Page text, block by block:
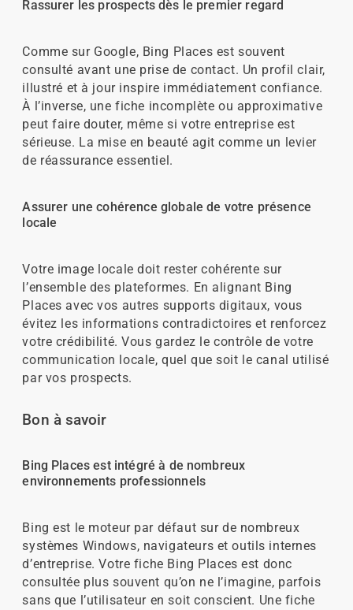
Rassurer les prospects dès le premier regard
Comme sur Google, Bing Places est souvent
consulté avant une prise de contact. Un profil clair,
illustré et à jour inspire immédiatement confiance.
À l’inverse, une fiche incomplète ou approximative
peut faire douter, même si votre entreprise est
sérieuse. La mise en beauté agit comme un levier
de réassurance essentiel.
Assurer une cohérence globale de votre présence
locale
Votre image locale doit rester cohérente sur
l’ensemble des plateformes. En alignant Bing
Places avec vos autres supports digitaux, vous
évitez les informations contradictoires et renforcez
votre crédibilité. Vous gardez le contrôle de votre
communication locale, quel que soit le canal utilisé
par vos prospects.
Bon à savoir
Bing Places est intégré à de nombreux
environnements professionnels
Bing est le moteur par défaut sur de nombreux
systèmes Windows, navigateurs et outils internes
d’entreprise. Votre fiche Bing Places est donc
consultée plus souvent qu’on ne l’imagine, parfois
sans que l’utilisateur en soit conscient. Une fiche